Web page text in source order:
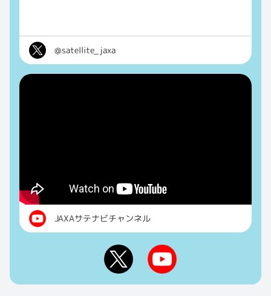
@satellite_jaxa
JAXAサテナビチャンネル